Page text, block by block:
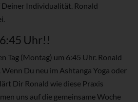
Deiner Individualität. Ronald
Uhr!!
Tag (Montag) um 6:45 Uhr. Ronald
Du neu im Ashtanga Yoga oder
Dir Ronald wie diese Praxis
uns auf die gemeinsame Woche